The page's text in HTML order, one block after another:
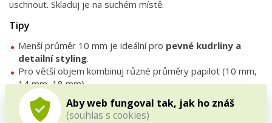
Aby web fungoval tak, jak ho znáš
(souhlas s cookies)
uschnout. Skladuj je na suchém místě.
Tipy
Menší průměr 10 mm je ideální pro pevné kudrliny a
detailní styling.
Pro větší objem kombinuj různé průměry papilot (10 mm,
14 mm, 18 mm).
Natoč vlasy na noc a ráno se probuď s krásně
definovanými loknami.